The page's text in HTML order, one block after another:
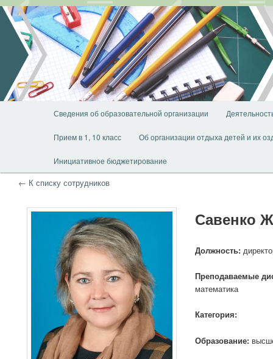
Перейти
основному
содержимому
Перейти
дополнительному
содержимому
Сведения об образовательной организации
Прием в 1, 10 класс Об организации отдыха детей и их
Инициативное бюджетирование
← К списку сотрудников
Савенко
Должность:
Преподаваемые
математика
Категория:
Образование: